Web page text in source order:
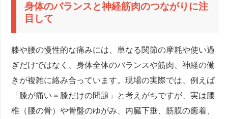
身体のバランスと神経筋肉のつながりに注
目して
膝や腰の慢性的な痛みには、単なる関節の摩耗や使い過
ぎだけではなく、身体全体のバランスや筋肉、神経の働
きが複雑に絡み合っています。現場の実際では、例えば
「膝が痛い＝膝だけの問題」と考えがちですが、実は腰
椎（腰の骨）や骨盤のゆがみ、内臓下垂、筋膜の癒着、